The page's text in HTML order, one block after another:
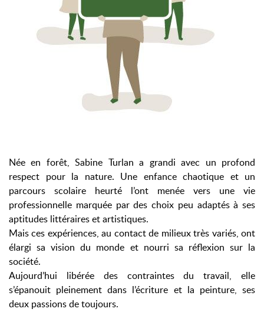
Née en forêt, Sabine Turlan a grandi avec un profond
respect pour la nature. Une enfance chaotique et un
parcours scolaire heurté l’ont menée vers une vie
professionnelle marquée par des choix peu adaptés à ses
aptitudes littéraires et artistiques.
Mais ces expériences, au contact de milieux très variés, ont
élargi sa vision du monde et nourri sa réflexion sur la
société.
Aujourd’hui libérée des contraintes du travail, elle
s’épanouit pleinement dans l’écriture et la peinture, ses
deux passions de toujours.